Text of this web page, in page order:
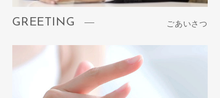
GREETING ごあいさつ